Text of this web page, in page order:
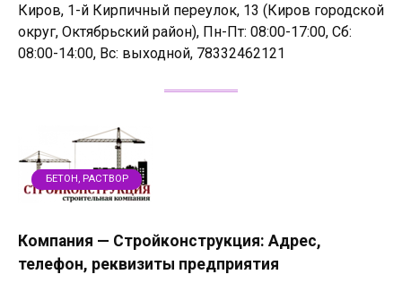
Киров, 1-й Кирпичный переулок, 13 (Киров городской
округ, Октябрьский район), Пн-Пт: 08:00-17:00, Сб:
08:00-14:00, Вс: выходной, 78332462121
БЕТОН, РАСТВОР
Компания — Стройконструкция: Адрес,
телефон, реквизиты предприятия